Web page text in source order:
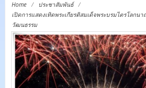
Home / ประชาสัมพันธ์ /
เปิดการแสดงเทิดพระเกียรติสมเด็จพระบรมไตรโลกน
วัฒนธรรม